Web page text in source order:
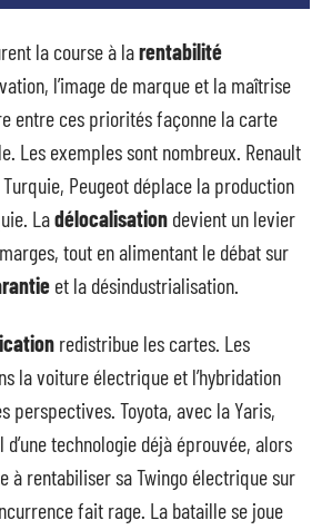
la course à larentabilité
l’image de marque et la maîtrise
entre ces priorités façonne la carte
Les exemples sont nombreux. Renault
Peugeot déplace la production
Ladélocalisation devient un levier
tout en alimentant le débat sur
et la désindustrialisation.
redistribue les cartes. Les
la voiture électrique et l’hybridation
perspectives. Toyota, avec la Yaris,
technologie déjà éprouvée, alors
à rentabiliser sa Twingo électrique sur
fait rage. La bataille se joue